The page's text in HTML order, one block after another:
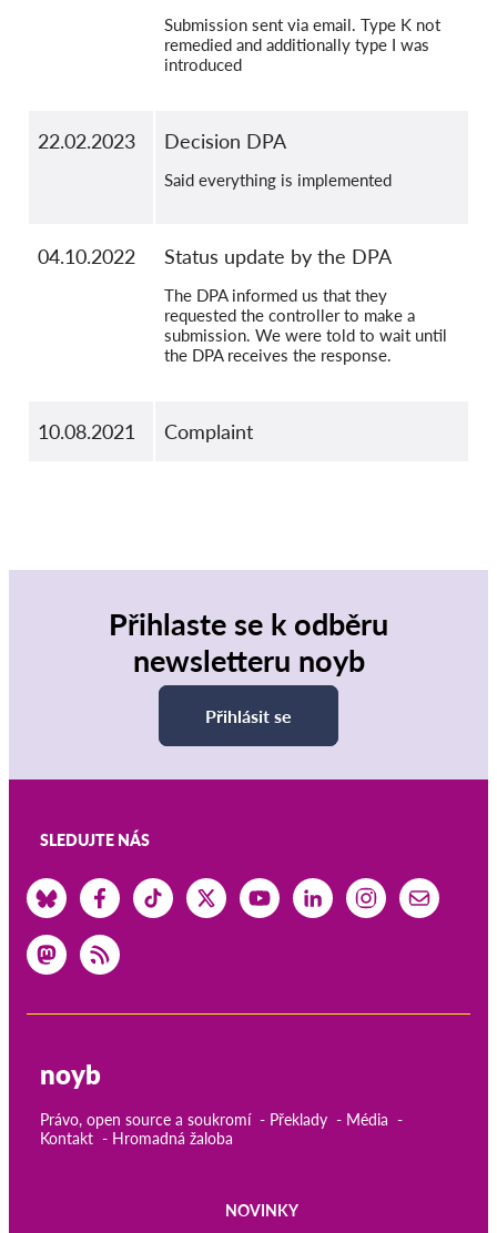
Submission sent via email. Type K not
remedied and additionally type I was
introduced
22.02.2023 Decision DPA
Said everything is implemented
04.10.2022 Status update by the DPA
The DPA informed us that they
requested the controller to make a
submission. We were told to wait until
the DPA receives the response.
10.08.2021 Complaint
Přihlaste se k odběru
newsletteru noyb
Přihlásit se
SLEDUJTE NÁS
noyb
Právo, open source a soukromí Překlady
Média
Kontakt
Hromadná žaloba
NOVINKY